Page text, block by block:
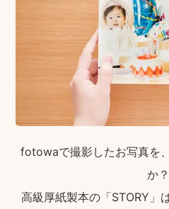
fotowaで撮影したお写真を
か？
高級厚紙製本の「STORY」